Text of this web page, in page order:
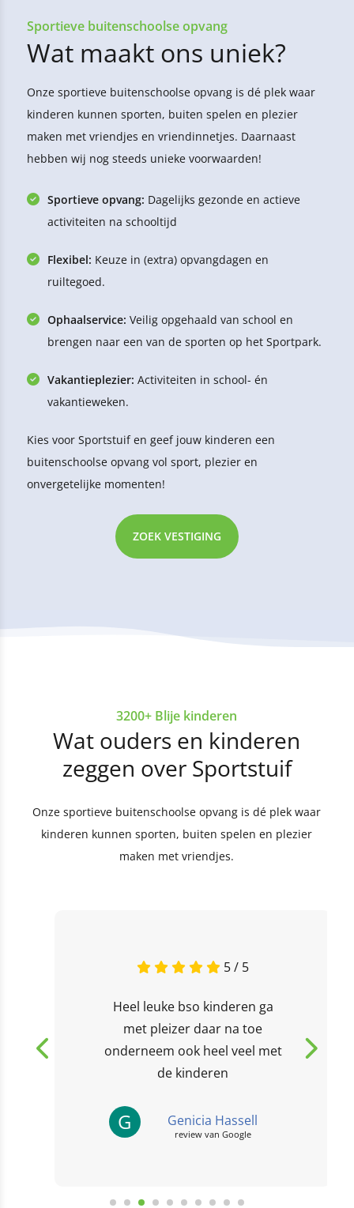
Sportieve buitenschoolse opvang
Wat maakt ons uniek?
Onze sportieve buitenschoolse opvang is dé plek waar
kinderen kunnen sporten, buiten spelen en plezier
maken met vriendjes en vriendinnetjes. Daarnaast
hebben wij nog steeds unieke voorwaarden!
Sportieve opvang: Dagelijks gezonde en actieve
activiteiten na schooltijd
Flexibel: Keuze in (extra) opvangdagen en
ruiltegoed.
Ophaalservice: Veilig opgehaald van school en
brengen naar een van de sporten op het Sportpark.
Vakantieplezier: Activiteiten in school- én
vakantieweken.
Kies voor Sportstuif en geef jouw kinderen een
buitenschoolse opvang vol sport, plezier en
onvergetelijke momenten!
ZOEK VESTIGING
3200+ Blije kinderen
Wat ouders en kinderen
zeggen over Sportstuif
Onze sportieve buitenschoolse opvang is dé plek waar
kinderen kunnen sporten, buiten spelen en plezier
maken met vriendjes.
5 / 5
Heel leuke bso kinderen ga
met pleizer daar na toe
onderneem ook heel veel met
de kinderen
G Genicia Hassell
review van Google